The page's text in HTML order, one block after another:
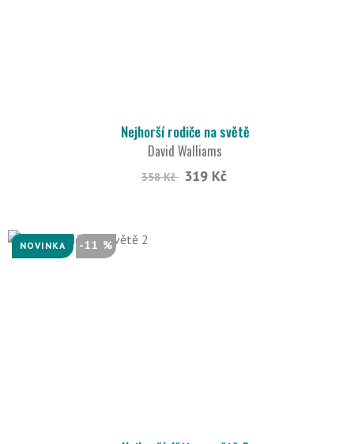
Nejhorší rodiče na světě
David Walliams
358 Kč 319 Kč
NOVINKA -11 %